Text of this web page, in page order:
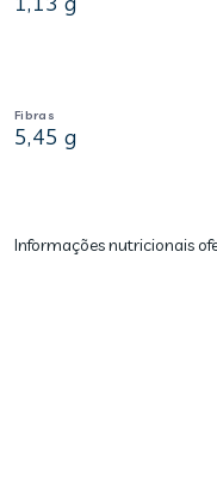
Fibras
5,45 g
Informações nutricionais